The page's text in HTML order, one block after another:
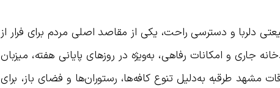
دلربا و دسترسی راحت، یکی از مقاصد اصلی مردم برای فرار از
جاری و امکانات رفاهی، به‌ویژه در روزهای پایانی هفته، میزبان
مشهد طرقبه به‌دلیل تنوع کافه‌ها، رستوران‌ها و فضای باز، برای